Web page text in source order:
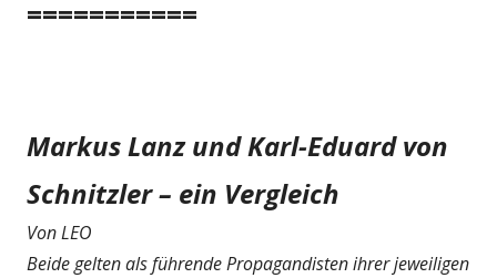
===========
Markus Lanz und Karl-Eduard von
Schnitzler – ein Vergleich
Von LEO
Beide gelten als führende Propagandisten ihrer jeweiligen